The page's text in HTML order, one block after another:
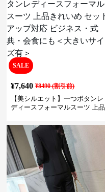
SALE
¥7,640 ¥8490(割引前)
【美シルエット】一つボタンレ
ディースフォーマルスーツ 上品
ネス・式典・会食にも＜大きい
サイズ有＞